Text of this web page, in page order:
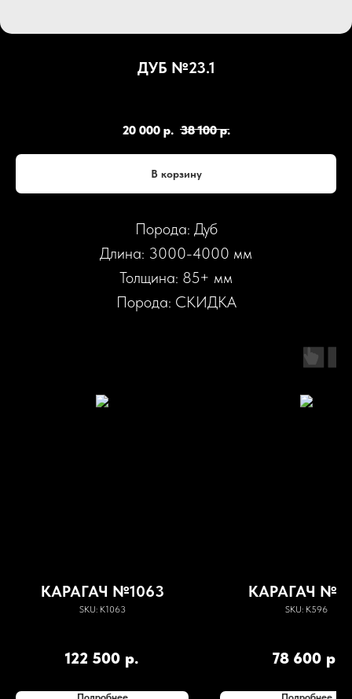
ДУБ №23.1
20 000 р. 38 100 р.
В корзину
Порода: Дуб
Длина: 3000-4000 мм
Толщина: 85+ мм
Порода: СКИДКА
КАРАГАЧ №1063
SKU: К1063
122 500 р.
КАРАГАЧ
SKU: К596
78 600 р.